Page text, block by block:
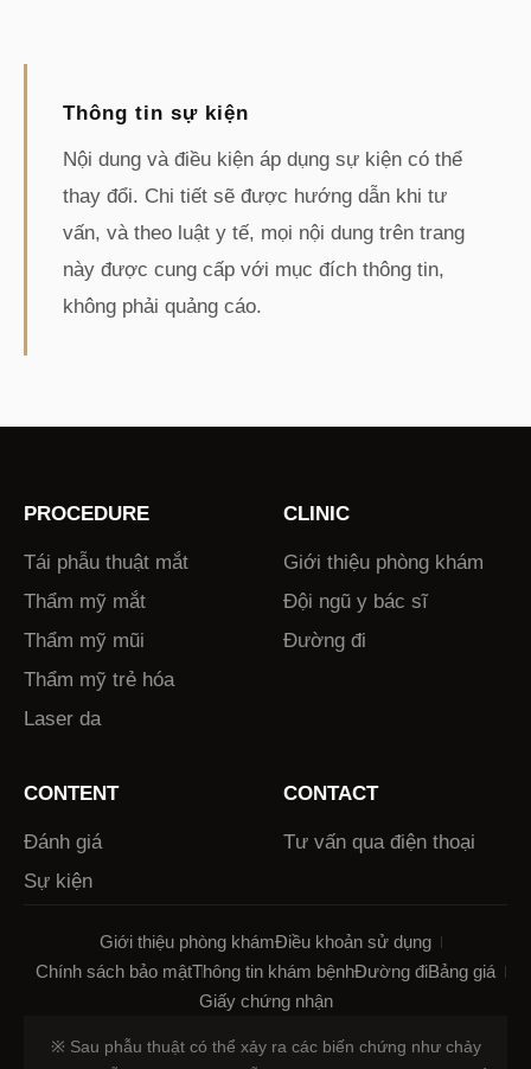
Thông tin sự kiện
Nội dung và điều kiện áp dụng sự kiện có thể
thay đổi. Chi tiết sẽ được hướng dẫn khi tư
vấn, và theo luật y tế, mọi nội dung trên trang
này được cung cấp với mục đích thông tin,
không phải quảng cáo.
PROCEDURE
Tái phẫu thuật mắt
Thẩm mỹ mắt
Thẩm mỹ mũi
Thẩm mỹ trẻ hóa
Laser da
CLINIC
Giới thiệu phòng khám
Đội ngũ y bác sĩ
Đường đi
CONTENT
Đánh giá
Sự kiện
CONTACT
Tư vấn qua điện thoại
Giới thiệu phòng khámĐiều khoản sử dụng
Chính sách bảo mậtThông tin khám bệnhĐường điBảng giá
Giấy chứng nhận
※ Sau phẫu thuật có thể xảy ra các biến chứng như chảy